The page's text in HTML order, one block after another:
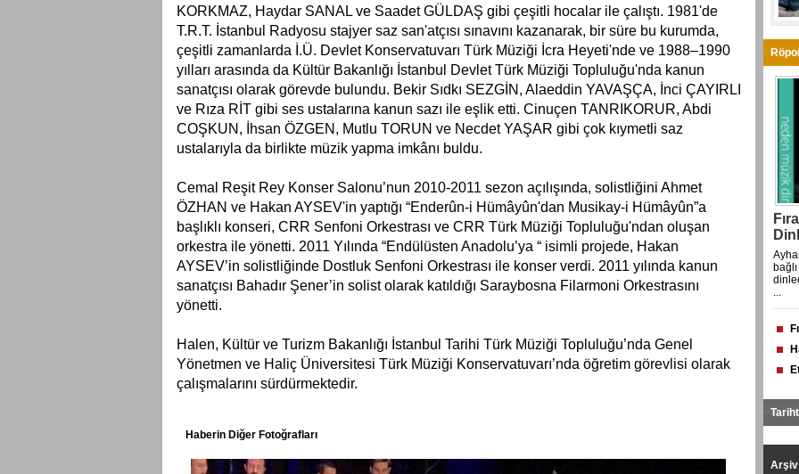
KORKMAZ, Haydar SANAL ve Saadet GÜLDAŞ gibi çeşitli hocalar ile çalıştı. 1981'de
T.R.T. İstanbul Radyosu stajyer saz san'atçısı sınavını kazanarak, bir süre bu kurumda,
çeşitli zamanlarda İ.Ü. Devlet Konservatuvarı Türk Müziği İcra Heyeti'nde ve 1988–1990
yılları arasında da Kültür Bakanlığı İstanbul Devlet Türk Müziği Topluluğu'nda kanun
sanatçısı olarak görevde bulundu. Bekir Sıdkı SEZGİN, Alaeddin YAVAŞÇA, İnci ÇAYIRLI
ve Rıza RİT gibi ses ustalarına kanun sazı ile eşlik etti. Cinuçen TANRIKORUR, Abdi
COŞKUN, İhsan ÖZGEN, Mutlu TORUN ve Necdet YAŞAR gibi çok kıymetli saz
ustalarıyla da birlikte müzik yapma imkânı buldu.
Cemal Reşit Rey Konser Salonu’nun 2010-2011 sezon açılışında, solistliğini Ahmet
ÖZHAN ve Hakan AYSEV'in yaptığı “Enderûn-i Hümâyûn'dan Musikay-i Hümâyûn”a
başlıklı konseri, CRR Senfoni Orkestrası ve CRR Türk Müziği Topluluğu'ndan oluşan
orkestra ile yönetti. 2011 Yılında “Endülüsten Anadolu’ya “ isimli projede, Hakan
AYSEV’in solistliğinde Dostluk Senfoni Orkestrası ile konser verdi. 2011 yılında kanun
sanatçısı Bahadır Şener’in solist olarak katıldığı Saraybosna Filarmoni Orkestrasını
yönetti.
Halen, Kültür ve Turizm Bakanlığı İstanbul Tarihi Türk Müziği Topluluğu’nda Genel
Yönetmen ve Haliç Üniversitesi Türk Müziği Konservatuvarı’nda öğretim görevlisi olarak
çalışmalarını sürdürmektedir.
Haberin Diğer Fotoğrafları
...